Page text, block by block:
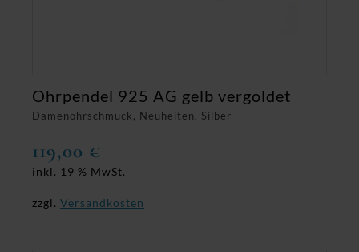
Damenohrschmuck, Neuheiten, Silber
Ohrpendel 925 AG gelb vergoldet
119,00 €
inkl. 19 % MwSt.
zzgl. Versandkosten